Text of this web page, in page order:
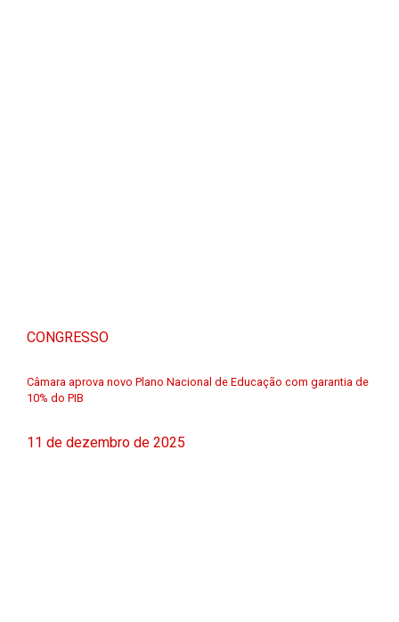
CONGRESSO
Câmara aprova novo Plano Nacional de Educação com garantia de
10% do PIB
11 de dezembro de 2025